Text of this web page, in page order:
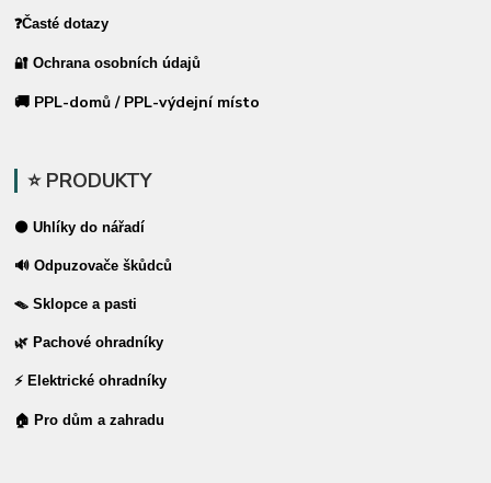
❓Časté dotazy
🔐 Ochrana osobních údajů
🚚 PPL-domů / PPL-výdejní místo
⭐ PRODUKTY
⚫ Uhlíky do nářadí
🔊 Odpuzovače škůdců
🪤 Sklopce a pasti
🌿 Pachové ohradníky
⚡ Elektrické ohradníky
🏠 Pro dům a zahradu